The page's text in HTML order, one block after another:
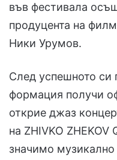
във фестивала
продуцента на
Ники Урумов.
След успешното си
формация получи
открие джаз
на ZHIVKO ZHEKOV
значимо музикално